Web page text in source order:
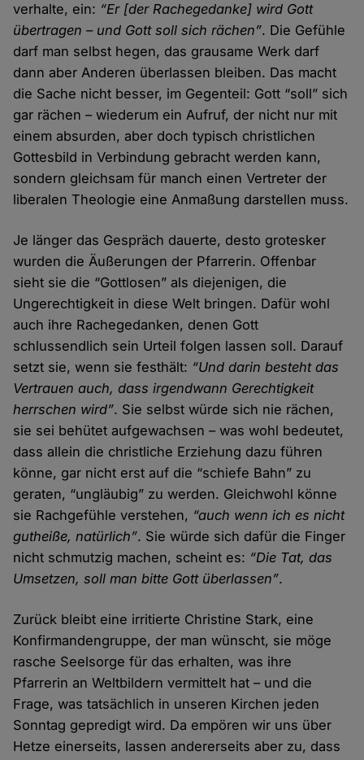
verhalte, ein: “Er [der Rachegedanke] wird Gott
übertragen – und Gott soll sich rächen”. Die Gefühle
darf man selbst hegen, das grausame Werk darf
dann aber Anderen überlassen bleiben. Das macht
die Sache nicht besser, im Gegenteil: Gott “soll” sich
gar rächen – wiederum ein Aufruf, der nicht nur mit
einem absurden, aber doch typisch christlichen
Gottesbild in Verbindung gebracht werden kann,
sondern gleichsam für manch einen Vertreter der
liberalen Theologie eine Anmaßung darstellen muss.
Je länger das Gespräch dauerte, desto grotesker
wurden die Äußerungen der Pfarrerin. Offenbar
sieht sie die “Gottlosen” als diejenigen, die
Ungerechtigkeit in diese Welt bringen. Dafür wohl
auch ihre Rachegedanken, denen Gott
schlussendlich sein Urteil folgen lassen soll. Darauf
setzt sie, wenn sie festhält: “Und darin besteht das
Vertrauen auch, dass irgendwann Gerechtigkeit
herrschen wird”. Sie selbst würde sich nie rächen,
sie sei behütet aufgewachsen – was wohl bedeutet,
dass allein die christliche Erziehung dazu führen
könne, gar nicht erst auf die “schiefe Bahn” zu
geraten, “ungläubig” zu werden. Gleichwohl könne
sie Rachgefühle verstehen, “auch wenn ich es nicht
gutheiße, natürlich”. Sie würde sich dafür die Finger
nicht schmutzig machen, scheint es: “Die Tat, das
Umsetzen, soll man bitte Gott überlassen”.
Zurück bleibt eine irritierte Christine Stark, eine
Konfirmandengruppe, der man wünscht, sie möge
rasche Seelsorge für das erhalten, was ihre
Pfarrerin an Weltbildern vermittelt hat – und die
Frage, was tatsächlich in unseren Kirchen jeden
Sonntag gepredigt wird. Da empören wir uns über
Hetze einerseits, lassen andererseits aber zu, dass